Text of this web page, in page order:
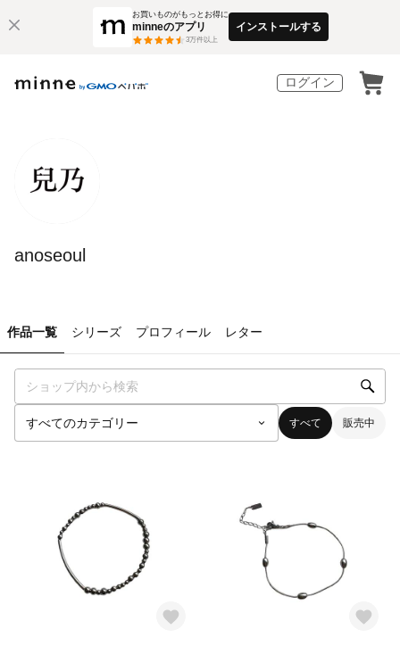
お買いものがもっとお得に
minneのアプリ
3万件以上
インストールする
ログイン
anoseoul
作品一覧 シリーズ プロフィール レター
すべて 販売中